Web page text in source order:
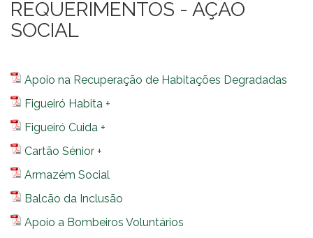
REQUERIMENTOS - AÇÃO
SOCIAL
Apoio na Recuperação de Habitações Degradadas
Figueiró Habita +
Figueiró Cuida +
Cartão Sénior +
Armazém Social
Balcão da Inclusão
Apoio a Bombeiros Voluntários